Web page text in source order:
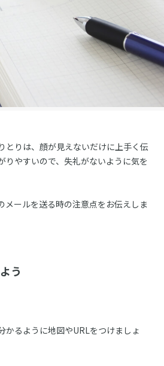
とりは、顔が見えないだけに上手く伝
りやすいので、失礼がないように気を
メールを送る時の注意点をお伝えしま
う
かるように地図やURLをつけましょ